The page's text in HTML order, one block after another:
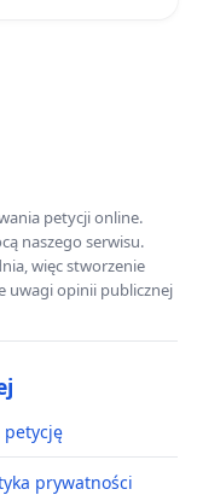
petycji online.
naszego serwisu.
więc stworzenie
uwagi opinii publicznej
petycję
prywatności